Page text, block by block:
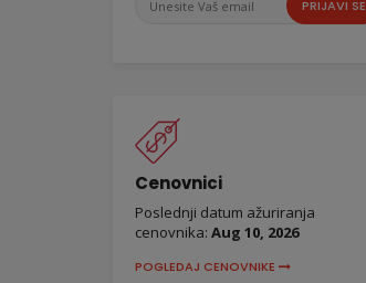
Vaš
PRIJAVI SE
Cenovnici
Poslednji datum ažuriranja
cenovnika: Aug 10, 2026
POGLEDAJ CENOVNIKE